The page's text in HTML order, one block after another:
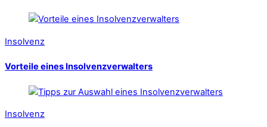
Insolvenz
Vorteile eines Insolvenzverwalters
Insolvenz